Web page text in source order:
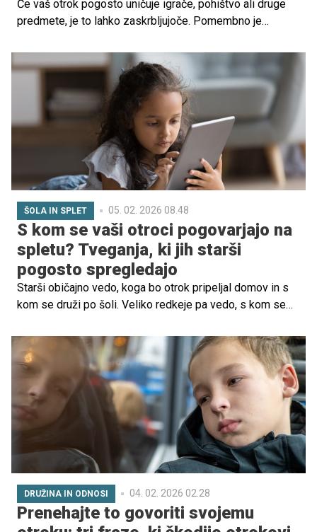
Če vaš otrok pogosto uničuje igrače, pohištvo ali druge
predmete, je to lahko zaskrbljujoče. Pomembno je
škodovanju, temveč je lahko posledica različnih
dejavnikov, kot so razvojne faze, čustvene potrebe ali
vpliv iz okolja.
ŠOLA IN SPLET 05. 02. 2026 08.48
S kom se vaši otroci pogovarjajo na
spletu? Tveganja, ki jih starši
pogosto spregledajo
Starši običajno vedo, koga bo otrok pripeljal domov in s
kom se druži po šoli. Veliko redkeje pa vedo, s kom se
vsebinam je izpostavljen. Digitalno okolje je postalo del
otroškega vsakdana, z njim pa prihajajo tudi tveganja, ki jih
brez pogovora, znanja in jasnih pravil hitro spregledamo.
DRUŽINA IN ODNOSI 04. 02. 2026 02.28
Prenehajte to govoriti svojemu